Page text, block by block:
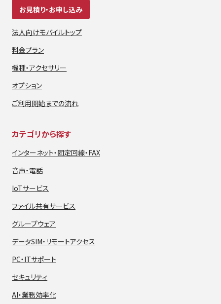
お見積り・お申し込み
法人向けモバイルトップ
料金プラン
機種・アクセサリー
オプション
ご利用開始までの流れ
カテゴリから探す
インターネット・固定回線・FAX
音声・電話
IoTサービス
ファイル共有サービス
グループウェア
データSIM・ リモートアクセス
PC・ITサポート
セキュリティ
AI・業務効率化